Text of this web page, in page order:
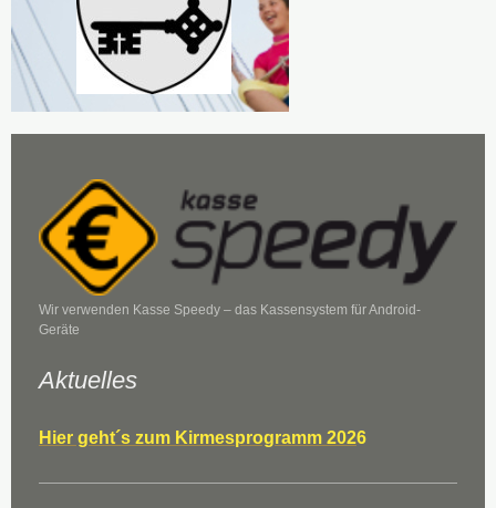
Wir verwenden Kasse Speedy – das Kassensystem für Android-
Geräte
Aktuelles
Hier geht´s zum Kirmesprogramm 2026